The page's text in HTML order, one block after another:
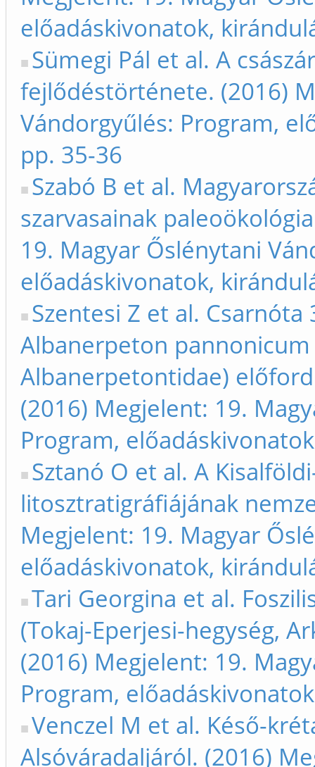
előadáskivonatok,
Sümegi Pál et al. A
fejlődéstörténete. (2016)
Vándorgyűlés: Program,
pp. 35-36
Szabó B et al.
szarvasainak
19. Magyar Őslénytani
előadáskivonatok,
Szentesi Z et al.
Albanerpeton
Albanerpetontidae)
(2016) Megjelent: 19.
Program,
Sztanó O et al. A
litosztratigráfiájának
Megjelent: 19. Magyar
előadáskivonatok,
Tari Georgina et al.
(Tokaj-Eperjesi-hegység,
(2016) Megjelent: 19.
Program,
Venczel M et al. Késő-
Alsóváradaljáról. (2016)